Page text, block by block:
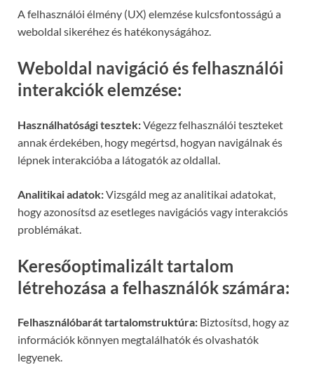
A felhasználói élmény (UX) elemzése kulcsfontosságú a
weboldal sikeréhez és hatékonyságához.
Weboldal navigáció és felhasználói
interakciók elemzése:
Használhatósági tesztek:Végezz felhasználói teszteket
annak érdekében, hogy megértsd, hogyan navigálnak és
lépnek interakcióba a látogatók az oldallal.
Analitikai adatok:Vizsgáld meg az analitikai adatokat,
hogy azonosítsd az esetleges navigációs vagy interakciós
problémákat.
Keresőoptimalizált tartalom
létrehozása a felhasználók számára:
Felhasználóbarát tartalomstruktúra: Biztosítsd, hogy az
információk könnyen megtalálhatók és olvashatók
legyenek.